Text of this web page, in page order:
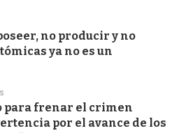
no producir y no
ya no es un
para frenar el crimen
por el avance de los